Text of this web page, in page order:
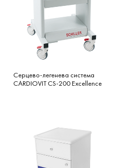
Серцево-легенева система
CARDIOVIT CS-200 Excellence